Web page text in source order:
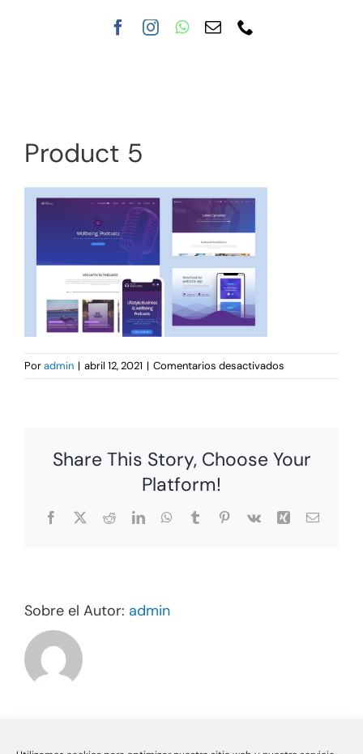
Nuestra clínica
Product 5
Poradmin | abril 12, 2021 | Comentarios desactivados
Product
Share This Story, Choose Your
Platform!
Facebook
X RedditLinkedInWhatsApp
TumblrPinterest
Vk Xing Correo
Sobre el Autor: admin